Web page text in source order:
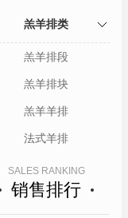
羔羊排类
羔羊排段
羔羊排块
羔羊羊排
法式羊排
SALES RANKING
销售排行